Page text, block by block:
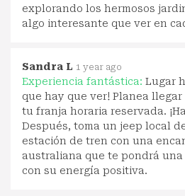
explorando los hermosos
algo interesante que ver en
Sandra L 1 year ago
Experiencia fantástica: Lugar
que hay que ver! Planea
tu franja horaria reservada.
Después, toma un jeep local
estación de tren con una
australiana que te pondrá una
con su energía positiva.